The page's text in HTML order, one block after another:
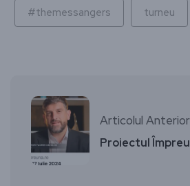
#themessangers turneu
Articolul Anterior
Proiectul